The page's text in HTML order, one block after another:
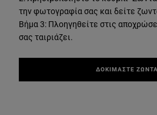
την φωτογραφία σας και δείτε
Βήμα 3: Πλοηγηθείτε στις
σας ταιριάζει.
ΔΟΚΙΜΑΣΤΕ